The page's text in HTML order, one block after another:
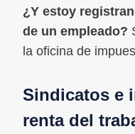
¿Y estoy
de un empleado?
la oficina de
Sindicatos e
renta del